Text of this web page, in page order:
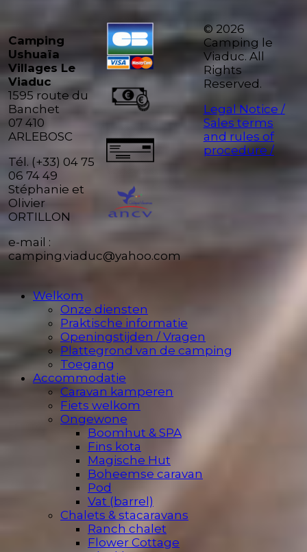
Camping
Ushuaïa
Villages Le
Viaduc
1595 route du
Banchet
07 410
ARLEBOSC
Tél. (+33) 04 75
06 74 49
Stéphanie et
Olivier
ORTILLON
e-mail :
camping.viaduc@yahoo.com
© 2026
Camping le
Viaduc. All
Rights
Reserved.
Legal Notice /
Sales terms
and rules of
procedure /
Welkom
Onze diensten
Praktische informatie
Openingstijden / Vragen
Plattegrond van de camping
Toegang
Accommodatie
Caravan kamperen
Fiets welkom
Ongewone
Boomhut & SPA
Fins kota
Magische Hut
Boheemse caravan
Pod
Vat (barrel)
Chalets & stacaravans
Ranch chalet
Flower Cottage